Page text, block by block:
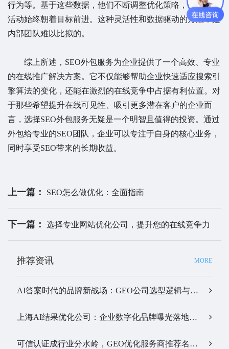
行为等。基于这些数据，他们不断调整优化策略，确保SEO
活动始终朝着目标前进。这种灵活性和数据驱动的方法，是
内部团队难以比拟的。
综上所述，SEO外包服务为企业提供了一个高效、专业
的在线推广解决方案。它不仅能够帮助企业快速适应搜索引
擎算法的变化，还能在激烈的在线竞争中占据有利位置。对
于那些希望提升在线可见性、吸引更多潜在客户的企业而
言，选择SEO外包服务无疑是一个明智且值得的投资。通过
外包给专业的SEO团队，企业可以专注于自身的核心业务，
同时享受SEO带来的长期收益。
上一篇： SEO怎么做优化：全面指南
下一篇： 选择专业网站优化公司，提升您的在线竞争力
推荐资讯 MORE
AI答案时代的品牌新战场：GEO公司选型逻辑与实战观察…
上海AI结果优化公司：企业数字化品牌曝光落地全解析…
可信认证成行业分水岭，GEO优化服务商推荐名单有了新答案…